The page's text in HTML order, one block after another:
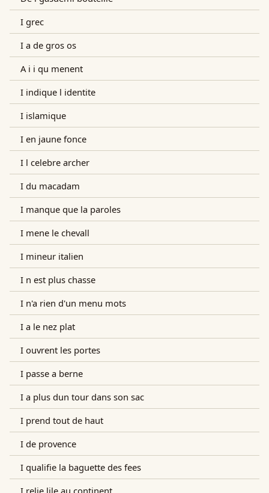
I grec
I a de gros os
A i i qu menent
I indique l identite
I islamique
I en jaune fonce
I l celebre archer
I du macadam
I manque que la paroles
I mene le chevall
I mineur italien
I n est plus chasse
I n'a rien d'un menu mots
I a le nez plat
I ouvrent les portes
I passe a berne
I a plus dun tour dans son sac
I prend tout de haut
I de provence
I qualifie la baguette des fees
I relie lile au continent